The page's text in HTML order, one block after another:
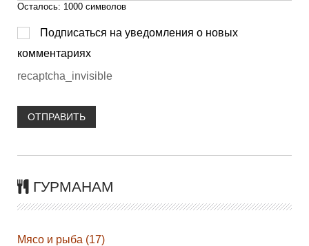
Осталось: 1000 символов
Подписаться на уведомления о новых
комментариях
recaptcha_invisible
ОТПРАВИТЬ
ГУРМАНАМ
Мясо и рыба (17)